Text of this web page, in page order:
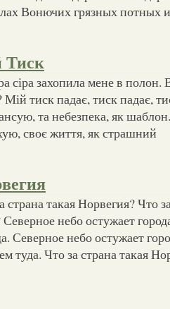
Вонючих грязных потных и
Тиск
сіра захопила мене в полон.
Мій тиск падає, тиск падає,
та небезпека, як
своє життя, як страшний
страна такая Норвегия? Что
Северное небо остужает
Северное небо остужает
туда. Что за страна такая